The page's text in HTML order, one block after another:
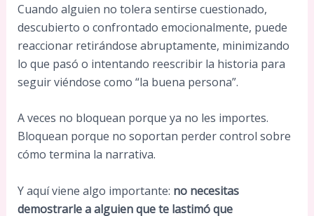
Cuando alguien no tolera sentirse cuestionado,
descubierto o confrontado emocionalmente, puede
reaccionar retirándose abruptamente, minimizando
lo que pasó o intentando reescribir la historia para
seguir viéndose como “la buena persona”.
A veces no bloquean porque ya no les importes.
Bloquean porque no soportan perder control sobre
cómo termina la narrativa.
Y aquí viene algo importante: no necesitas
demostrarle a alguien que te lastimó que